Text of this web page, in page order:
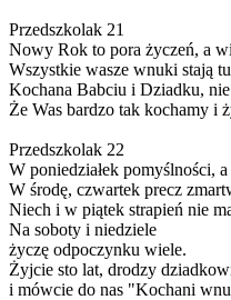
Przedszkolak 21
Nowy Rok to pora życzeń, a
Wszystkie wasze wnuki stają
Kochana Babciu i Dziadku,
Że Was bardzo tak kochamy i
Przedszkolak 22
W poniedziałek pomyślności,
W środę, czwartek precz
Niech i w piątek strapień nie
Na soboty i niedziele
życzę odpoczynku wiele.
Żyjcie sto lat, drodzy
i mówcie do nas "Kochani